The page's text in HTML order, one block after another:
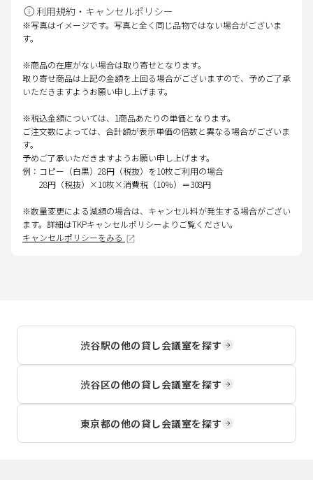
利用規約・キャンセルポリシー
※写真はイメージです。写真と全く同じ品物ではない場合がございま
す。
※商品の在庫がない場合は取り寄せとなります。
取り寄せ商品は上記の金額を上回る場合がございますので、予めご了承
いただきますようお願い申し上げます。
※税込金額については、1商品あたりの単価となります。
ご注文数によっては、合計額が表示単価の倍数と異なる場合がございま
す。
予めご了承いただきますようお願い申し上げます。
例：コピー（白黒）28円（税抜）を10枚ご利用の場合
28円（税抜）×10枚×消費税（10％）＝308円
※数量変更による減額の場合は、キャンセル料が発生する場合がござい
ます。詳細はTKPキャンセルポリシーよりご覧ください。
キャンセルポリシーをみる
渋谷駅の他の貸し会議室を探す
渋谷区の他の貸し会議室を探す
東京都の他の貸し会議室を探す